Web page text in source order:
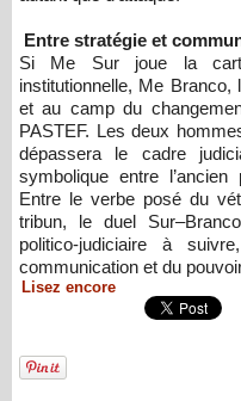
Entre stratégie et
Si Me Sur joue la
institutionnelle, Me
et au camp du
PASTEF. Les deux
dépassera le cadre
symbolique entre
Entre le verbe posé du
tribun, le duel
politico-judiciaire à
communication et du
Lisez encore